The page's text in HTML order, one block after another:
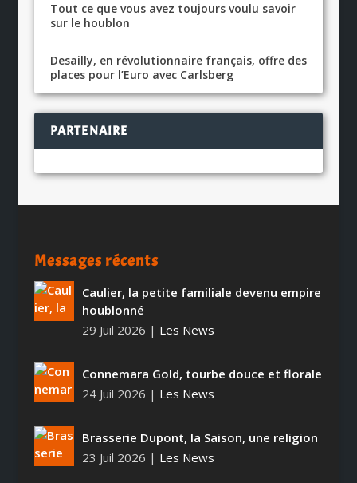
Tout ce que vous avez toujours voulu savoir
sur le houblon
Desailly, en révolutionnaire français, offre des
places pour l’Euro avec Carlsberg
PARTENAIRE
Messages récents
Caulier, la petite familiale devenu empire
houblonné
29 Juil 2026 | Les News
Connemara Gold, tourbe douce et florale
24 Juil 2026 | Les News
Brasserie Dupont, la Saison, une religion
23 Juil 2026 | Les News